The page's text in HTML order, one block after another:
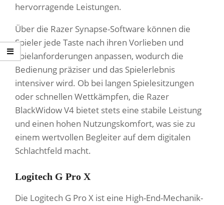
hervorragende Leistungen.
Über die Razer Synapse-Software können die
Spieler jede Taste nach ihren Vorlieben und
Spielanforderungen anpassen, wodurch die
Bedienung präziser und das Spielerlebnis
intensiver wird. Ob bei langen Spielesitzungen
oder schnellen Wettkämpfen, die Razer
BlackWidow V4 bietet stets eine stabile Leistung
und einen hohen Nutzungskomfort, was sie zu
einem wertvollen Begleiter auf dem digitalen
Schlachtfeld macht.
Logitech G Pro X
Die Logitech G Pro X ist eine High-End-Mechanik-